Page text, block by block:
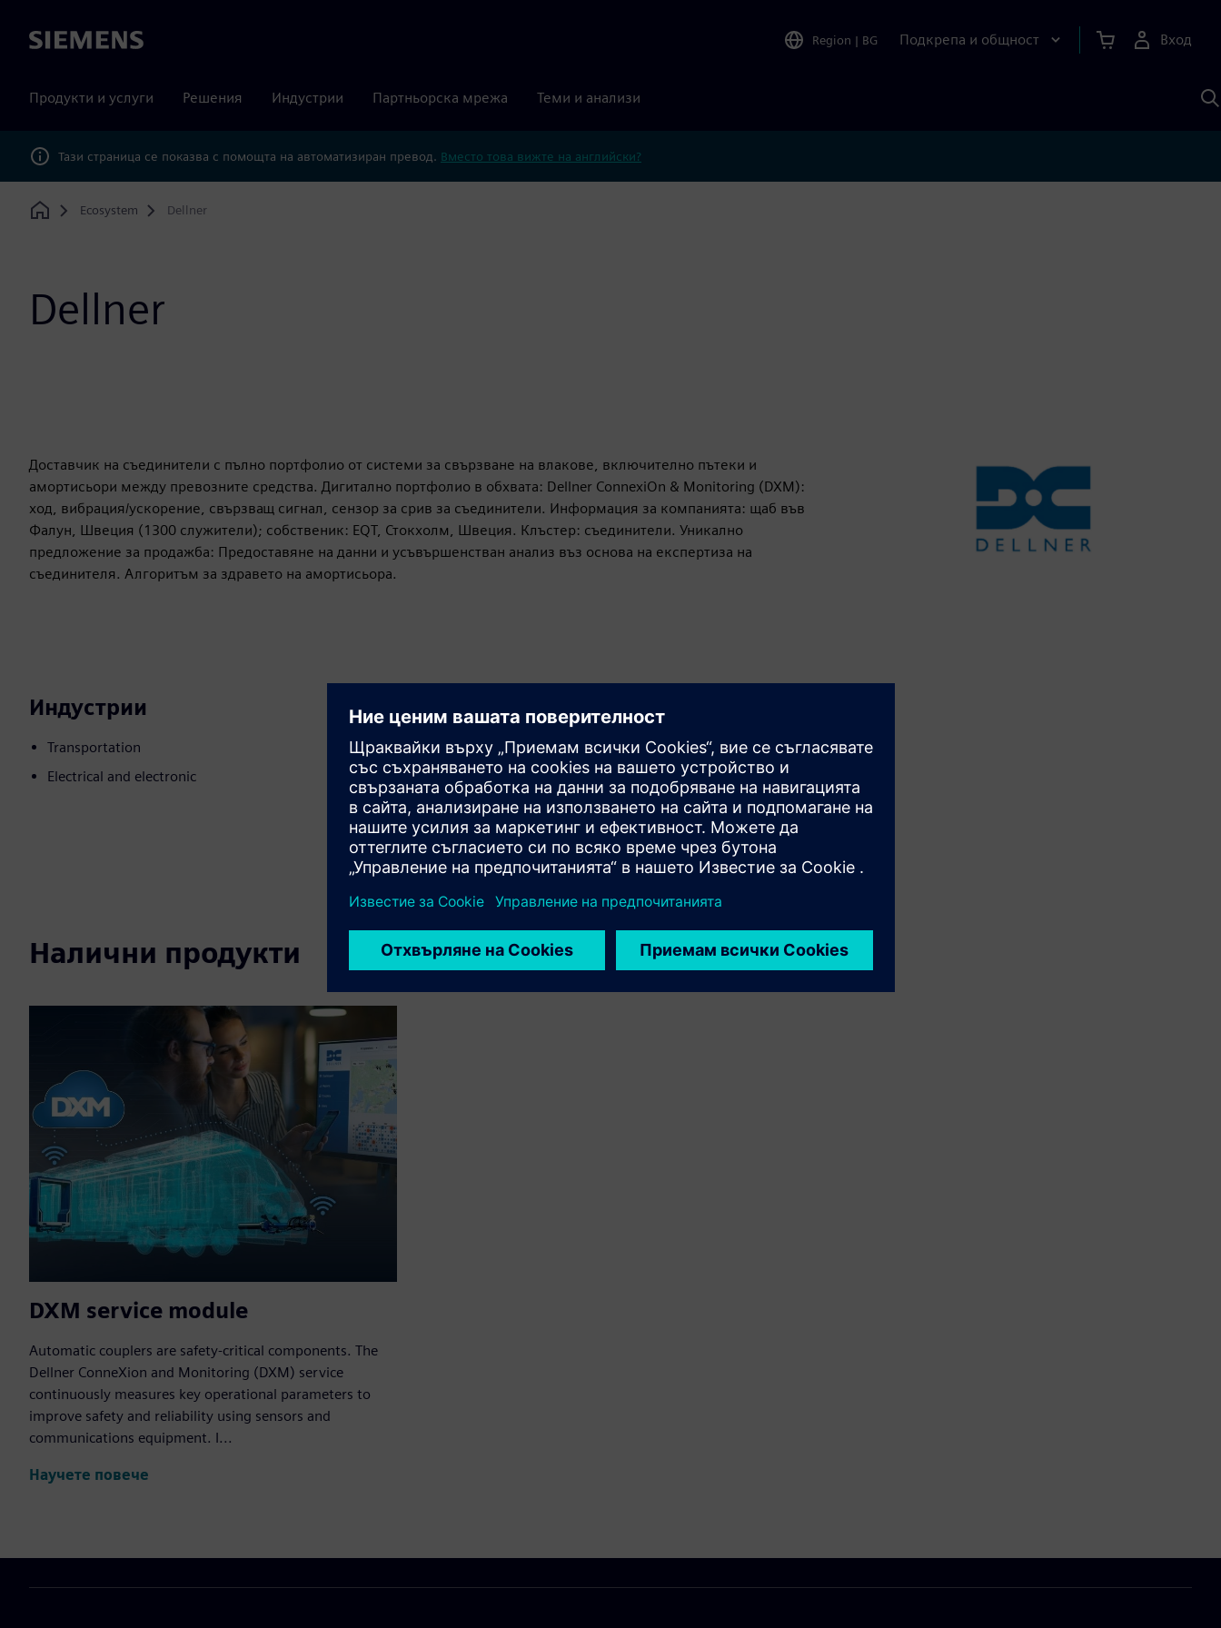
Siemens Region | BG Подкрепа и общност Вход
Продукти и услуги Решения Индустрии Партньорска мрежа Теми и анализи
с
Тази страница се показва с помощта на автоматизиран превод. Вместо това вижте на английски?
Home
Ecosystem Dellner
Dellner
Доставчик на съединители с пълно портфолио от системи за свързване на влакове, включително пътеки и
амортисьори между превозните средства. Дигитално портфолио в обхвата: Dellner ConnexiOn & Monitoring (DXM):
ход, вибрация/ускорение, свързващ сигнал, сензор за срив за съединители. Информация за компанията: щаб във
Фалун, Швеция (1300 служители); собственик: EQT, Стокхолм, Швеция. Клъстер: съединители. Уникално
предложение за продажба: Предоставяне на данни и усъвършенстван анализ въз основа на експертиза на
съединителя. Алгоритъм за здравето на амортисьора.
Индустрии
Transportation
Electrical and electronic
Движение
Build
Разширява или надгражда продукт/решение на
Siemens Xcelerator чрез създаване на нов продукт или
създава ново клиентско решение чрез интегриране
на продукта на Siemens Xcelerator и собствен продукт
Налични продукти
DXM service module
Automatic couplers are safety-critical components. The
Dellner ConneXion and Monitoring (DXM) service
continuously measures key operational parameters to
improve safety and reliability using sensors and
communications equipment. I...
Научете повече